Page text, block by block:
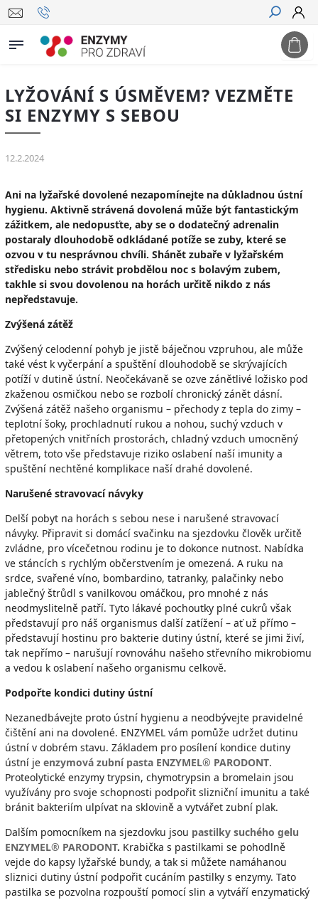
Hledat
LYŽOVÁNÍ S ÚSMĚVEM? VEZMĚTE
SI ENZYMY S SEBOU
12.2.2024
Ani na lyžařské dovolené nezapomínejte na důkladnou ústní
hygienu. Aktivně strávená dovolená může být fantastickým
zážitkem, ale nedopusťte, aby se o dodatečný adrenalin
postaraly dlouhodobě odkládané potíže se zuby, které se
ozvou v tu nesprávnou chvíli. Shánět zubaře v lyžařském
středisku nebo strávit probdělou noc s bolavým zubem,
takhle si svou dovolenou na horách určitě nikdo z nás
nepředstavuje.
Zvýšená zátěž
Zvýšený celodenní pohyb je jistě báječnou vzpruhou, ale může
také vést k vyčerpání a spuštění dlouhodobě se skrývajících
potíží v dutině ústní. Neočekávaně se ozve zánětlivé ložisko pod
zkaženou osmičkou nebo se rozbolí chronický zánět dásní.
Zvýšená zátěž našeho organismu – přechody z tepla do zimy –
teplotní šoky, prochladnutí rukou a nohou, suchý vzduch v
přetopených vnitřních prostorách, chladný vzduch umocněný
větrem, toto vše představuje riziko oslabení naší imunity a
spuštění nechtěné komplikace naší drahé dovolené.
Narušené stravovací návyky
Delší pobyt na horách s sebou nese i narušené stravovací
návyky. Připravit si domácí svačinku na sjezdovku člověk určitě
zvládne, pro vícečetnou rodinu je to dokonce nutnost. Nabídka
ve stáncích s rychlým občerstvením je omezená. A ruku na
srdce, svařené víno, bombardino, tatranky, palačinky nebo
jablečný štrůdl s vanilkovou omáčkou, pro mnohé z nás
neodmyslitelně patří. Tyto lákavé pochoutky plné cukrů však
představují pro náš organismus další zatížení – ať už přímo –
představují hostinu pro bakterie dutiny ústní, které se jimi živí,
tak nepřímo – narušují rovnováhu našeho střevního mikrobiomu
a vedou k oslabení našeho organismu celkově.
Podpořte kondici dutiny ústní
Nezanedbávejte proto ústní hygienu a neodbývejte pravidelné
čištění ani na dovolené. ENZYMEL vám pomůže udržet dutinu
ústní v dobrém stavu. Základem pro posílení kondice dutiny
ústní je enzymová zubní pasta ENZYMEL® PARODONT.
Proteolytické enzymy trypsin, chymotrypsin a bromelain jsou
využívány pro svoje schopnosti podpořit slizniční imunitu a také
bránit bakteriím ulpívat na sklovině a vytvářet zubní plak.
Dalším pomocníkem na sjezdovku jsou pastilky suchého gelu
ENZYMEL® PARODONT. Krabička s pastilkami se pohodlně
vejde do kapsy lyžařské bundy, a tak si můžete namáhanou
sliznici dutiny ústní podpořit cucáním pastilky s enzymy. Tato
pastilka se pozvolna rozpouští pomocí slin a vytváří enzymatický